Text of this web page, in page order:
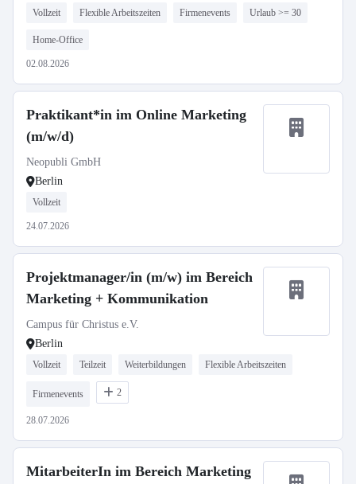
Vollzeit Flexible Arbeitszeiten Firmenevents Urlaub >= 30
Home-Office
02.08.2026
Praktikant*in im Online Marketing
(m/w/d)
Neopubli GmbH
Berlin
Vollzeit
24.07.2026
Projektmanager/in (m/w) im Bereich
Marketing + Kommunikation
Campus für Christus e.V.
Berlin
Vollzeit Teilzeit Weiterbildungen Flexible Arbeitszeiten
Firmenevents 2
28.07.2026
MitarbeiterIn im Bereich Marketing